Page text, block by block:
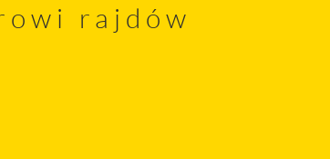
rajdów